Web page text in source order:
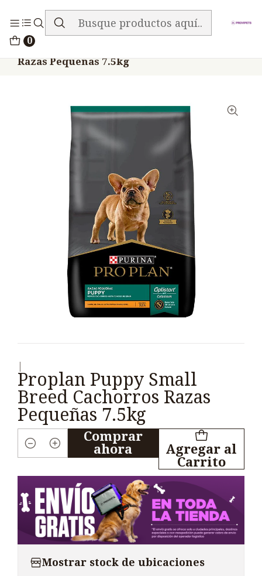
0
ENVIO GRATIS EN TODA LA TIENDA
Razas Pequeñas 7.5kg
Proplan Puppy Small
Breed Cachorros Razas
Pequeñas 7.5kg
Cantidad
Agregar al
Carrito
Comprar
ahora
Mostrar stock de ubicaciones